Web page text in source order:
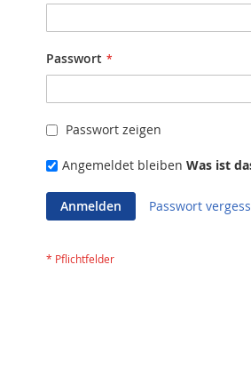
Passwort
Passwort zeigen
Angemeldet bleiben Was ist
Anmelden Passwort